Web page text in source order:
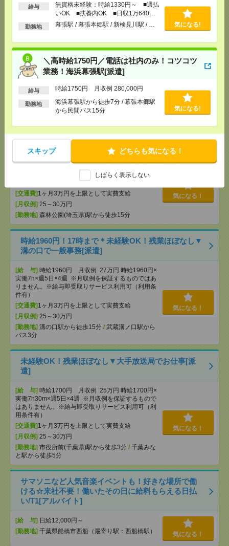
給与
無資格未経験：時給1330円～ ■週払
いOK ■扶養内OK ■日収1万640円
以上
勤務地 幕張駅 / 幕張本郷駅 / 新検見川駅 / … 気になる!
＼高時給1750円／電話は社内のみ！コツコツ
業務！海浜幕張駅[派遣]
給与 時給1750円 月収例 280,000円
勤務地
海浜幕張駅から徒歩7分 / 幕張本郷駅
から民間バス15分
気になる!
スキップ どちらも気になる！
しばらく表示しない
[月収例]25～30万円
海浜幕張駅から徒歩7分/
幕張本郷駅から
民間バス15分
気になる！
高時給1800円！採用をサポートする事務のお仕事〇
[派遣]
[給 与]時給1800円 月収例 288,000円+残業代
[交通費]全額支給
[月収例]25～30万円
梅郷駅から徒歩19分
気になる！
時給1850円！17時まで＊未経験OK！車通勤OK＊森
林公園で一般事務[派遣]
実働7h×週5日×4週+残業10h ※月収例を保証するも
[交通費] 1ヶ月3万円を上限として実費支給
[月収例] 25～30万円
[勤務地] 森林公園(埼玉県)駅から徒歩15分
気になる！
時給1960円！17時まで＊未経験OK！残業ほぼなし▼
溝の口で一般事務[派遣]
[給 与] 時給1960円 月収例 27万円 時給1960円×
実働7h×週5日×4週 ※月収例を保証するものではあ
りません。※給与即受取りサービス利用可（利用条
件有）
[交通費] 1ヶ月3万円を上限として実費支給
[月収例] 25～30万円
[勤務地] 溝の口駅から徒歩15分 / 武蔵溝ノ口駅から
バス3分
気になる！
未経験OK！残業ほぼなし▼大手放送局でお仕事[派
遣]
[給 与] 時給1700円 月収例 25万円 時給1700円×
実働7h30m×週5日×4週 ※月収例を保証するもので
はありません。※給与即受取りサービス利用可（利
用条件有）
[交通費] 1ヶ月3万円を上限として実費支給
[月収例] 25～30万円
[勤務地] 市役所前(千葉県)駅から徒歩3分 / 千葉みな
と駅から徒歩5分
気になる！
サマソニなど人気音楽イベントも！好きな場所で働
ける☆来社不要！働いたその日に給料もらえる日払
い/T1[アルバイト]
[給 与] 日給12,000円～
[勤務地] 千葉県船橋市西船（最寄り駅：西船橋駅） 気になる！